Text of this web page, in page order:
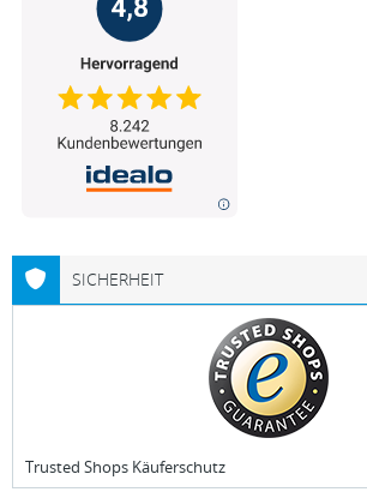
SICHERHEIT
Trusted Shops Käuferschutz